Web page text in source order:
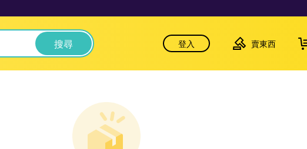
搜尋 登入 賣東西